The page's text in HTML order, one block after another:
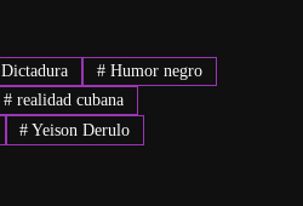
Dictadura # Humor negro
# realidad cubana
# Yeison Derulo